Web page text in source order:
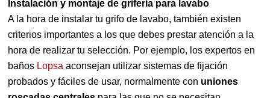
Instalación y montaje de grifería para lavabo
A la hora de instalar tu grifo de lavabo, también existen
criterios importantes a los que debes prestar atención a la
hora de realizar tu selección. Por ejemplo, los expertos en
baños Lopsa aconsejan utilizar sistemas de fijación
probados y fáciles de usar, normalmente con uniones